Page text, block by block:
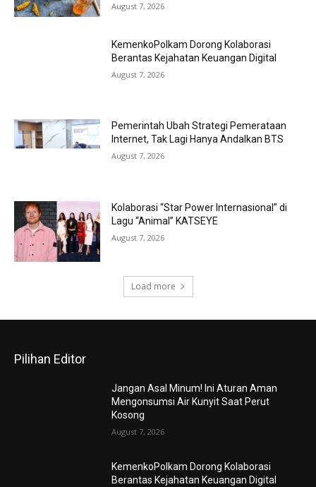
August 7, 2026
KemenkoPolkam Dorong Kolaborasi
Berantas Kejahatan Keuangan Digital
August 7, 2026
Pemerintah Ubah Strategi Pemerataan
Internet, Tak Lagi Hanya Andalkan BTS
August 7, 2026
Kolaborasi “Star Power Internasional” di
Lagu “Animal” KATSEYE
August 7, 2026
Load more
Pilihan Editor
Jangan Asal Minum! Ini Aturan Aman
Mengonsumsi Air Kunyit Saat Perut
Kosong
August 7, 2026
KemenkoPolkam Dorong Kolaborasi
Berantas Kejahatan Keuangan Digital